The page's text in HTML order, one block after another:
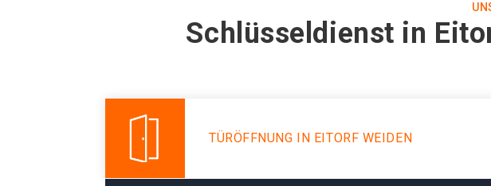
Schlüsseldienst in
TÜRÖFFNUNG IN EITORF WEIDEN